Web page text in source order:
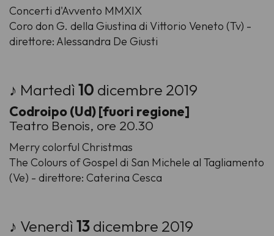
Concerti d'Avvento MMXIX
Coro don G. della Giustina di Vittorio Veneto (Tv) -
direttore: Alessandra De Giusti
♪ Martedì10 dicembre 2019
Codroipo (Ud) [fuori regione]
Teatro Benois, ore 20.30
Merry colorful Christmas
The Colours of Gospel di San Michele al Tagliamento
(Ve) - direttore: Caterina Cesca
♪ Venerdì13dicembre 2019